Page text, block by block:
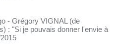
- Grégory VIGNAL (de
: "Si je pouvais donner l'envie à